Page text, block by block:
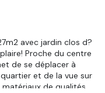
avec jardin clos d?
Proche du centre
de se déplacer à
et de la vue sur
de qualités,